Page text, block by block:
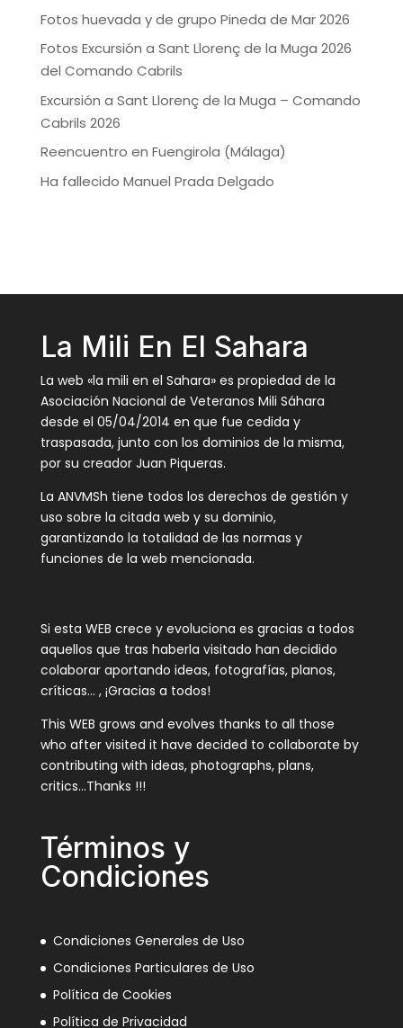
Fotos huevada y de grupo Pineda de Mar 2026
Fotos Excursión a Sant Llorenç de la Muga 2026
del Comando Cabrils
Excursión a Sant Llorenç de la Muga – Comando
Cabrils 2026
Reencuentro en Fuengirola (Málaga)
Ha fallecido Manuel Prada Delgado
La Mili En El Sahara
La web «la mili en el Sahara» es propiedad de la
Asociación Nacional de Veteranos Mili Sáhara
desde el 05/04/2014 en que fue cedida y
traspasada, junto con los dominios de la misma,
por su creador Juan Piqueras.
La ANVMSh tiene todos los derechos de gestión y
uso sobre la citada web y su dominio,
garantizando la totalidad de las normas y
funciones de la web mencionada.
Si esta WEB crece y evoluciona es gracias a todos
aquellos que tras haberla visitado han decidido
colaborar aportando ideas, fotografías, planos,
críticas… , ¡Gracias a todos!
This WEB grows and evolves thanks to all those
who after visited it have decided to collaborate by
contributing with ideas, photographs, plans,
critics…Thanks !!!
Términos y
Condiciones
Condiciones Generales de Uso
Condiciones Particulares de Uso
Política de Cookies
Política de Privacidad